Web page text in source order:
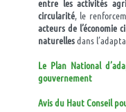
entre les activités
circularité, le
acteurs de l’économie
naturellesdans
Le Plan National
gouvernement
Avis du Haut Conseil